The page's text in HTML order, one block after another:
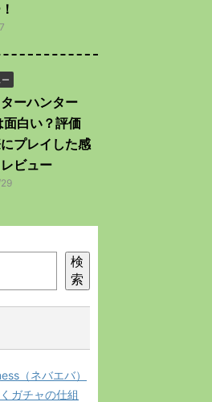
ターハンター
白い？評価
プレイした感
ビュー
検
索
（ネバエバ）
ガチャの仕組